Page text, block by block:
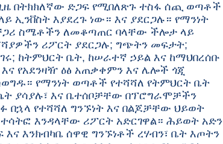
በትክክለኛው ድጋፍ የሚበለጽጉ ተስፋ ሰጪ ወጣቶች
ኢንቨስት እያደረጉ ነው። እና ያደርጋሉ። የማንነት
ስሜቶችን ለመቆጣጠር ባላቸው ችሎታ ላይ
ሪፖርት ያደርጋሉ; ግጭትን መፍታት;
ከትምህርት ቤት, ከሠራተኛ ኃይል እና ከማህበረሰቡ
የአደንዛዥ ዕፅ አጠቃቀምን እና ሌሎች ጎጂ
የማንነት ወጣቶች የተሻሻለ የትምህርት ቤት
ያሳያሉ፣ እና ቤተሰቦቻቸው በፕሮግራሞቻችን
በኋላ የተሻሻለ ግንኙነት እና በልጆቻቸው ህይወት
እንዳላቸው ሪፖርት አድርገዋል። ሕይወት አድን
እና እንክብካቤ ሰዋዊ ግንኙነቶች ረሃብን፣ ቤት እጦትን